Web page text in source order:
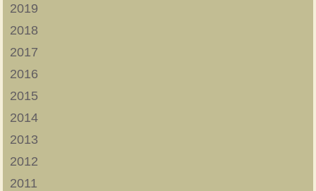
2019
2018
2017
2016
2015
2014
2013
2012
2011